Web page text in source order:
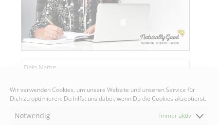
Wir verwenden Cookies, um unsere Website und unseren Service für
Dich zu optimieren. Du hilfst uns dabei, wenn Du die Cookies akzeptierst.
Notwendig Immer aktiv
Senden